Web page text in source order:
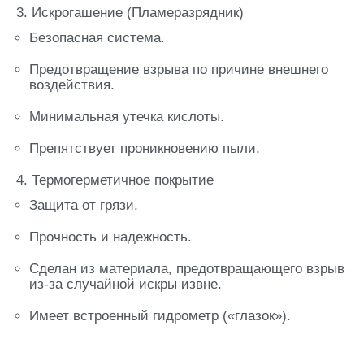
3. Искрогашение (Пламеразрядник)
Безопасная система.
Предотвращение взрыва по причине внешнего
воздействия.
Минимальная утечка кислоты.
Препятствует проникновению пыли.
4. Термогерметичное покрытие
Защита от грязи.
Прочность и надежность.
Сделан из материала, предотвращающего взрыв
из-за случайной искры извне.
Имеет встроенный гидрометр («глазок»).